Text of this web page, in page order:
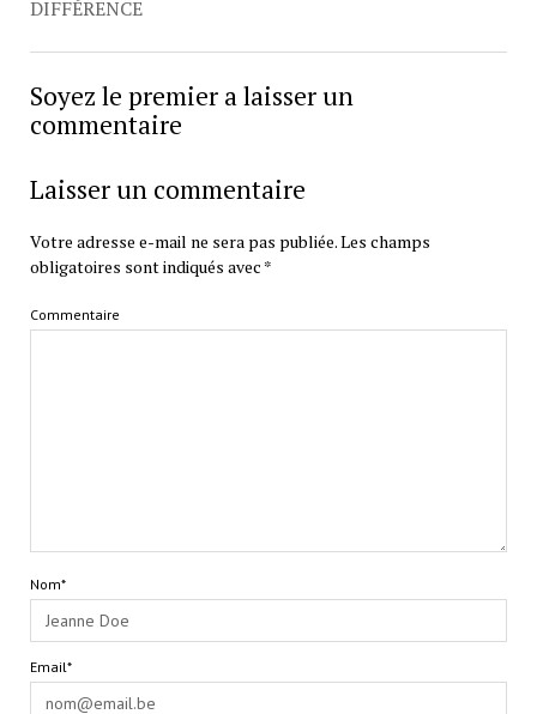
DIFFÉRENCE
Soyez le premier a laisser un
commentaire
Laisser un commentaire
Votre adresse e-mail ne sera pas publiée.Les champs
obligatoires sont indiqués avec *
Commentaire
Nom*
Email*